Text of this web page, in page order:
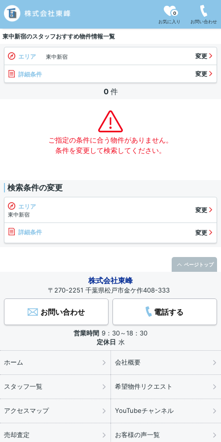
お気に入り
0
お問い合わせ
東中新宿のスタッフおすすめ物件情報一覧
エリア 東中新宿 変更
詳細条件 変更
0 件
ご指定の条件に合う物件がありません。
条件を変更して検索してください。
検索条件の変更
エリア
東中新宿
変更
詳細条件 変更
株式会社東峰
〒270-2251 千葉県松戸市金ケ作408-333
お問い合わせ 電話する
営業時間 9：30～18：30
定休日 水
ホーム 会社概要
スタッフ一覧 希望物件リクエスト
アクセスマップ YouTubeチャンネル
売却査定 お客様の声一覧
ページトップ